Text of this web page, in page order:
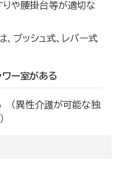
りや腰掛台等が適切な
プッシュ式、レバー式
ワー室がある
（異性介護が可能な独